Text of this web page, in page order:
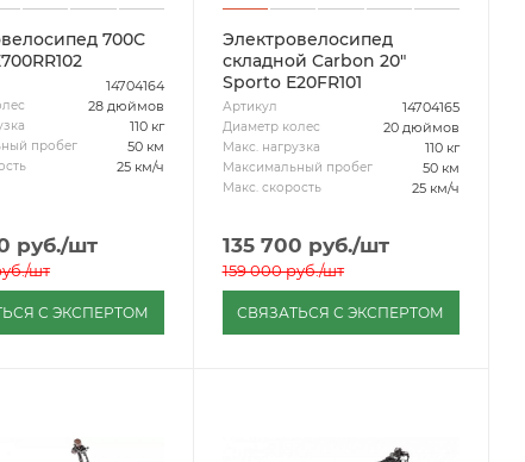
700С
14704164
28 дюймов
110 кг
пробег 50 км
25 км/ч
руб./шт
/шт
С ЭКСПЕРТОМ
Электровелосипед
складной Carbon 20"
Sporto Е20FR101
Артикул 14704165
Диаметр колес 20 дюймов
Макс. нагрузка 110 кг
Максимальный пробег 50 км
Макс. скорость 25 км/ч
135 700 руб./шт
159 000руб./шт
СВЯЗАТЬСЯ С ЭКСПЕРТОМ